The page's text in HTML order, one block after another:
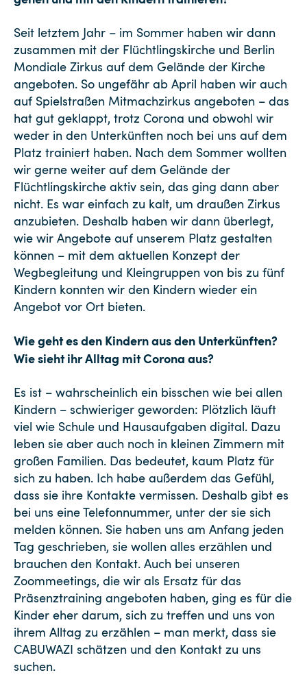
Seit letztem Jahr – im Sommer haben wir dann
zusammen mit der Flüchtlingskirche und Berlin
Mondiale Zirkus auf dem Gelände der Kirche
angeboten. So ungefähr ab April haben wir auch
auf Spielstraßen Mitmachzirkus angeboten – das
hat gut geklappt, trotz Corona und obwohl wir
weder in den Unterkünften noch bei uns auf dem
Platz trainiert haben. Nach dem Sommer wollten
wir gerne weiter auf dem Gelände der
Flüchtlingskirche aktiv sein, das ging dann aber
nicht. Es war einfach zu kalt, um draußen Zirkus
anzubieten. Deshalb haben wir dann überlegt,
wie wir Angebote auf unserem Platz gestalten
können – mit dem aktuellen Konzept der
Wegbegleitung und Kleingruppen von bis zu fünf
Kindern konnten wir den Kindern wieder ein
Angebot vor Ort bieten.
Wie geht es den Kindern aus den Unterkünften?
Wie sieht ihr Alltag mit Corona aus?
Es ist – wahrscheinlich ein bisschen wie bei allen
Kindern – schwieriger geworden: Plötzlich läuft
viel wie Schule und Hausaufgaben digital. Dazu
leben sie aber auch noch in kleinen Zimmern mit
großen Familien. Das bedeutet, kaum Platz für
sich zu haben. Ich habe außerdem das Gefühl,
dass sie ihre Kontakte vermissen. Deshalb gibt es
bei uns eine Telefonnummer, unter der sie sich
melden können. Sie haben uns am Anfang jeden
Tag geschrieben, sie wollen alles erzählen und
brauchen den Kontakt. Auch bei unseren
Zoommeetings, die wir als Ersatz für das
Präsenztraining angeboten haben, ging es für die
Kinder eher darum, sich zu treffen und uns von
ihrem Alltag zu erzählen – man merkt, dass sie
CABUWAZI schätzen und den Kontakt zu uns
suchen.